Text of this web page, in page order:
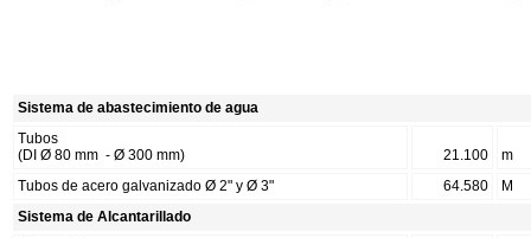
Sistema de abastecimiento de agua
Tubos
(DI Ø 80mm - Ø300 mm) 21.100
m
Tubos de acero galvanizado Ø 2" y Ø 3"
64.580
M
Sistema de Alcantarillado